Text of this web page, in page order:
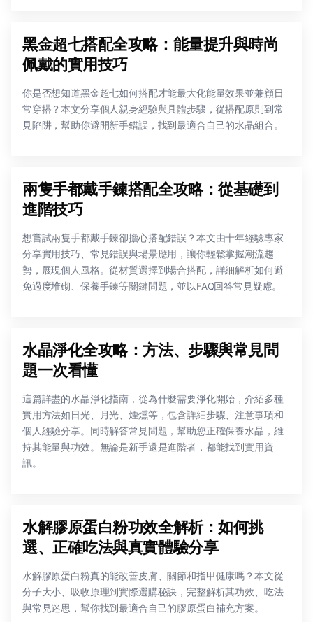
黑金超七搭配全攻略：能量提升與時尚
佩戴的實用技巧
你是否想知道黑金超七如何搭配才能最大化能量效果並兼顧日
常穿搭？本文分享個人親身經驗與具體步驟，從搭配原則到常
見陷阱，幫助你避開新手錯誤，找到最適合自己的水晶組合。
兩隻手都戴手鍊搭配全攻略：從基礎到
進階技巧
想嘗試兩隻手都戴手鍊卻擔心搭配錯誤？本文由十年經驗專家
分享實用技巧、常見錯誤與場景應用，讓你輕鬆掌握潮流趨
勢，展現個人風格。從材質選擇到場合搭配，詳細解析如何避
免過度堆砌、保養手鍊等關鍵問題，並以FAQ回答常見疑慮。
水晶淨化全攻略：方法、步驟與常見問
題一次看懂
這篇詳盡的水晶淨化指南，從為什麼需要淨化開始，介紹多種
實用方法如日光、月光、煙燻等，包含詳細步驟、注意事項和
個人經驗分享。同時解答常見問題，幫助您正確保養水晶，維
持其能量與功效。無論是新手還是進階者，都能找到實用資
訊。
水解膠原蛋白粉功效全解析：如何挑
選、正確吃法與真實體驗分享
水解膠原蛋白粉真的能改善皮膚、關節和指甲健康嗎？本文從
分子大小、吸收原理到實際選購秘訣，完整解析其功效、吃法
與常見迷思，幫你找到最適合自己的膠原蛋白補充方案。